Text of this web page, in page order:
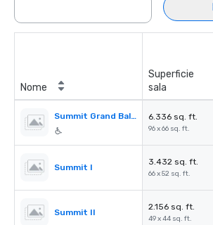
Nome
Superficie
sala
Summit Grand Ballroom 6.336 sq. ft.
96 x 66 sq. ft.
Summit I
3.432 sq. ft.
66 x 52 sq. ft.
Summit II
2.156 sq. ft.
49 x 44 sq. ft.